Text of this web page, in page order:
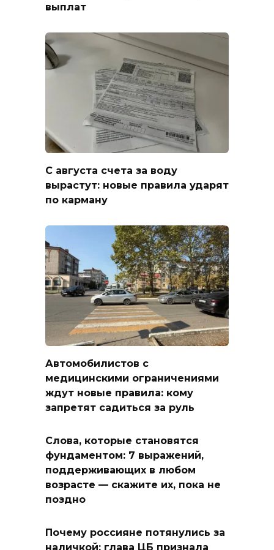
выплат
С августа счета за воду
вырастут: новые правила ударят
по карману
Автомобилистов с
медицинскими ограничениями
ждут новые правила: кому
запретят садиться за руль
Слова, которые становятся
фундаментом: 7 выражений,
поддерживающих в любом
возрасте — скажите их, пока не
поздно
Почему россияне потянулись за
наличкой: глава ЦБ признала